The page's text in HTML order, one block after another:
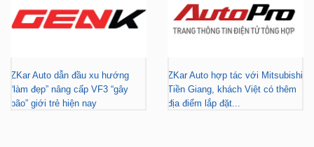
ZKar Auto dẫn đầu xu hướng
“làm đẹp” nâng cấp VF3 “gây
bão” giới trẻ hiện nay
ZKar Auto hợp tác với Mitsubishi
Tiền Giang, khách Việt có thêm
địa điểm lắp đặt...